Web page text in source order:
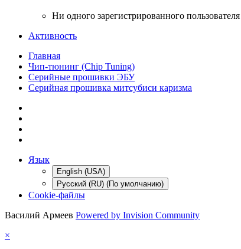
Ни одного зарегистрированного
Активность
Главная
Чип-тюнинг (Chip Tuning)
Серийные прошивки ЭБУ
Серийная прошивка митсубиси каризма
Язык
English (USA)
Русский (RU) (По умолчанию)
Cookie-файлы
Василий Армеев Powered by Invision Community
×